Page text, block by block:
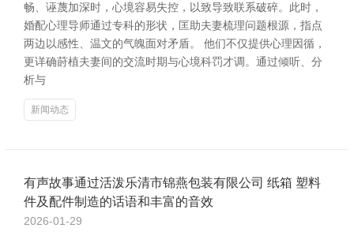
畅、诬蔑加深时，心境容易失控，以致导致联系破碎。此时，
婚配心理导师通过专科的形状，匡助夫妻梳理问题根源，指点
两边以感性、温文的气魄面对矛盾。 他们不仅提供心理因循，
更详确莳植夫妻间的交流时期与心境科罚才调。通过倾听、分
析与
新闻动态
有声故事通过活泼乐清市锦燕包装有限公司 纸箱 塑料
件及配件制造的话语和丰富的音效
2026-01-29